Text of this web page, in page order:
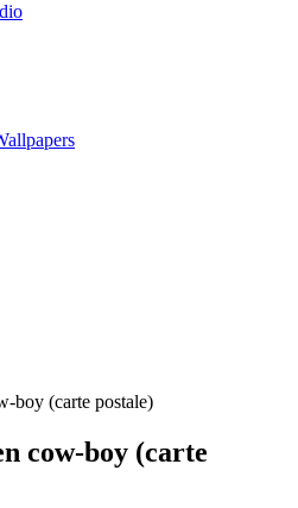
boy (carte postale)
cow-boy (carte